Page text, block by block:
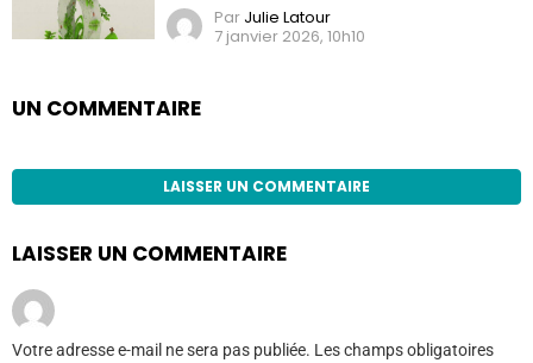
Par Julie Latour
7 janvier 2026, 10h10
UN COMMENTAIRE
LAISSER UN COMMENTAIRE
LAISSER UN COMMENTAIRE
Votre adresse e-mail ne sera pas publiée. Les champs obligatoires